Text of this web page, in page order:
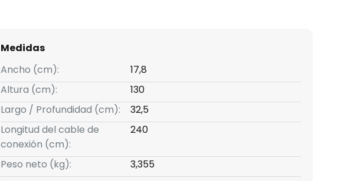
Medidas
Ancho (cm):
17,8
Altura (cm):
130
Largo / Profundidad (cm):
32,5
Longitud del cable de
conexión (cm):
240
Peso neto (kg): 3,355